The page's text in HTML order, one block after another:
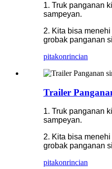
1. Truk panganan
sampeyan.
2. Kita bisa
grobak panganan
pitakonrincian
Trailer
1. Truk panganan
sampeyan.
2. Kita bisa
grobak panganan
pitakonrincian